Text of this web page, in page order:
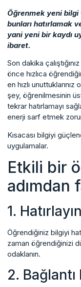
Öğrenmek yeni
bunları hatırlamak
yani yeni bir kaydı
ibaret.
Son dakika
önce hızlıca
en hızlı unuttuklarınız
şey, öğrenilmesinin
tekrar hatırlamayı
enerji sarf etmek
Kısacası bilgiyi
uygulamalar.
Etkili bir
adımdan
1. Hatırlayın
Öğrendiğiniz bilgiyi
zaman öğrendiğinizi
odaklanın.
2.